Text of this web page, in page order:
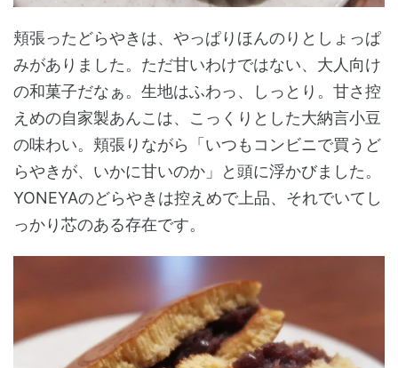
頬張ったどらやきは、やっぱりほんのりとしょっぱ
みがありました。ただ甘いわけではない、大人向け
の和菓子だなぁ。生地はふわっ、しっとり。甘さ控
えめの自家製あんこは、こっくりとした大納言小豆
の味わい。頬張りながら「いつもコンビニで買うど
らやきが、いかに甘いのか」と頭に浮かびました。
YONEYAのどらやきは控えめで上品、それでいてし
っかり芯のある存在です。